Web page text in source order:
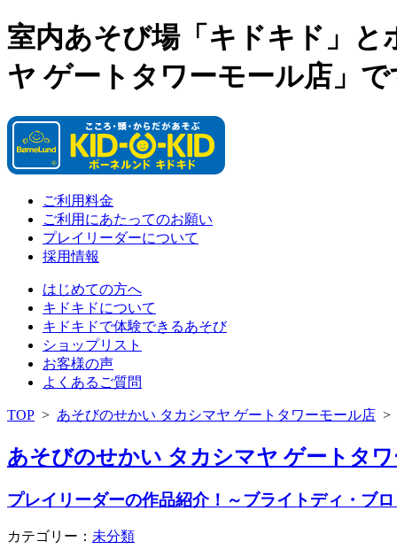
室内あそび場「キドキド」
ヤ ゲートタワーモール店」で
ご利用料金
ご利用にあたってのお願い
プレイリーダーについて
採用情報
はじめての方へ
キドキドについて
キドキドで体験できるあそび
ショップリスト
お客様の声
よくあるご質問
TOP > あそびのせかい タカシマヤ ゲートタワーモール店 >
あそびのせかい タカシマヤ ゲートタ
プレイリーダーの作品紹介！～ブライトディ・ブロ
カテゴリー： 未分類